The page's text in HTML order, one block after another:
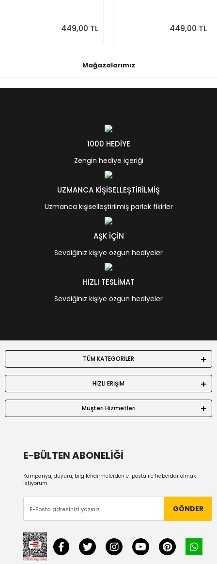
449,00 TL 449,00 TL
Mağazalarımız
1000 HEDİYE
Zengin hediye içeriği
UZMANCA KİŞİSELLEŞTİRİLMİŞ
Uzmanca kişiselleştirilmiş parlak fikirler
AŞK İÇİN
Sevdiğiniz kişiye özgün hediyeler
HIZLI TESLİMAT
Sevdiğiniz kişiye özgün hediyeler
TÜM KATEGORİLER
HIZLI ERİŞİM
Müşteri Hizmetleri
E-BÜLTEN ABONELİĞİ
Kampanya, duyuru, bilgilendirmelerden e-posta ile haberdar olmak
istiyorum.
GÖNDER